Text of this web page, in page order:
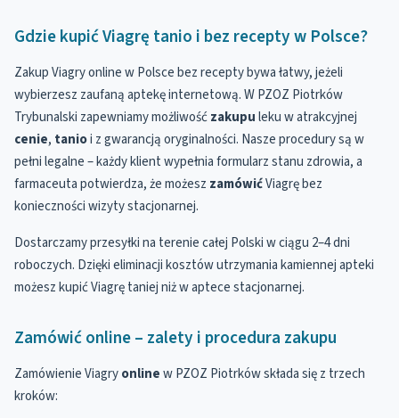
Gdzie kupić Viagrę tanio i bez recepty w Polsce?
Zakup Viagry online w Polsce bez recepty bywa łatwy, jeżeli
wybierzesz zaufaną aptekę internetową. W PZOZ Piotrków
Trybunalski zapewniamy możliwośćzakupuleku w atrakcyjnej
cenie, tanioi z gwarancją oryginalności. Nasze procedury są w
pełni legalne – każdy klient wypełnia formularz stanu zdrowia, a
farmaceuta potwierdza, że możesz zamówićViagrę bez
konieczności wizyty stacjonarnej.
Dostarczamy przesyłki na terenie całej Polski w ciągu 2–4 dni
roboczych. Dzięki eliminacji kosztów utrzymania kamiennej apteki
możesz kupić Viagrę taniej niż w aptece stacjonarnej.
Zamówić online – zalety i procedura zakupu
Zamówienie Viagryonlinew PZOZ Piotrków składa się z trzech
kroków: